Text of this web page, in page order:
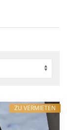
ZU VERMIETEN